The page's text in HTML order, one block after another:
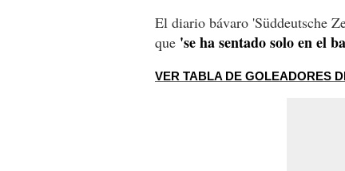
El diario bávaro 'Süddeutsche
que 'se ha sentado solo en el
VER TABLA DE GOLEADORES